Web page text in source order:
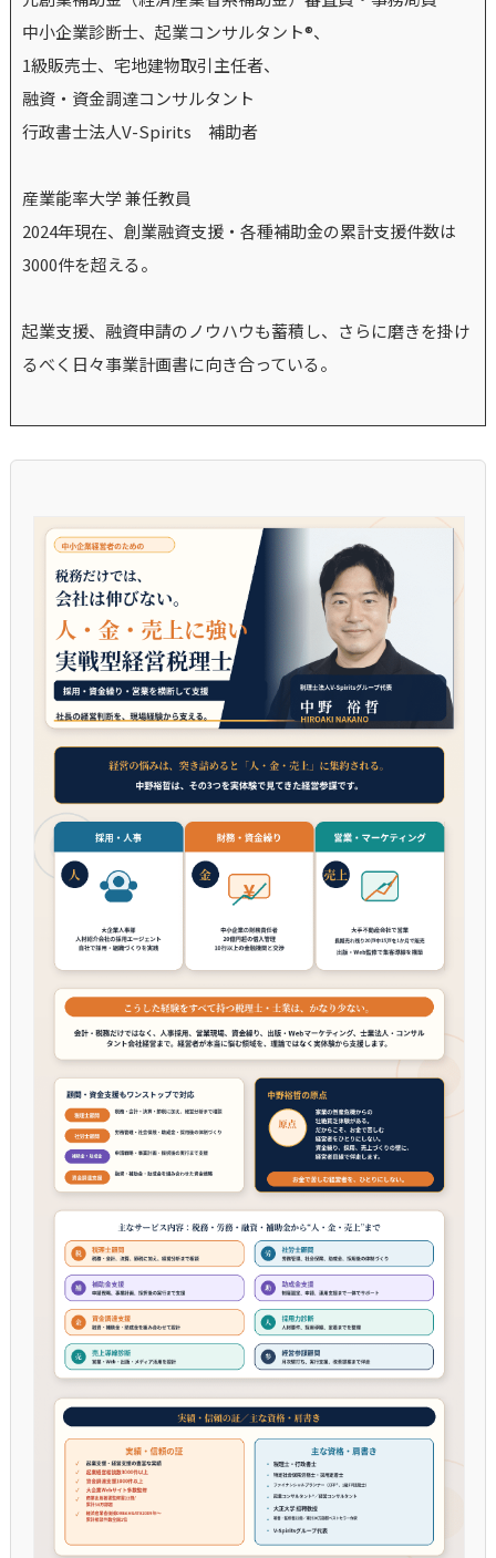
中小企業診断士、起業コンサルタント®、
1級販売士、宅地建物取引主任者、
融資・資金調達コンサルタント
行政書士法人V-Spirits 補助者
産業能率大学 兼任教員
2024年現在、創業融資支援・各種補助金の累計支援件数は
3000件を超える。
起業支援、融資申請のノウハウも蓄積し、さらに磨きを掛け
るべく日々事業計画書に向き合っている。